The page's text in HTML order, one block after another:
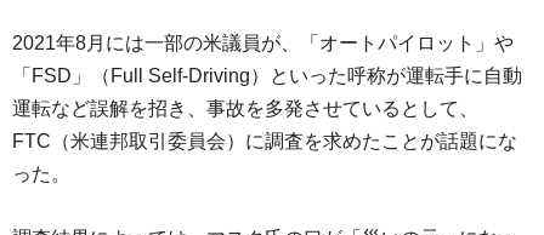
2021年8月には一部の米議員が、「オートパイロット」や
「FSD」（Full Self-Driving）といった呼称が運転手に自動
運転など誤解を招き、事故を多発させているとして、
FTC（米連邦取引委員会）に調査を求めたことが話題にな
った。